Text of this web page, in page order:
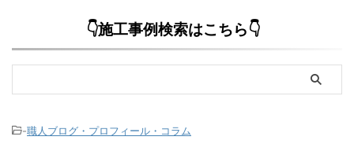
👇施工事例検索はこちら👇
-職人ブログ・プロフィール・コラム